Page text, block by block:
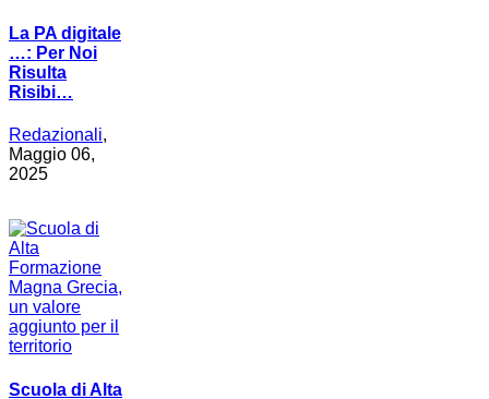
La PA digitale
…: Per Noi
Risulta
Risibi…
Redazionali,
Maggio 06,
2025
Scuola di Alta